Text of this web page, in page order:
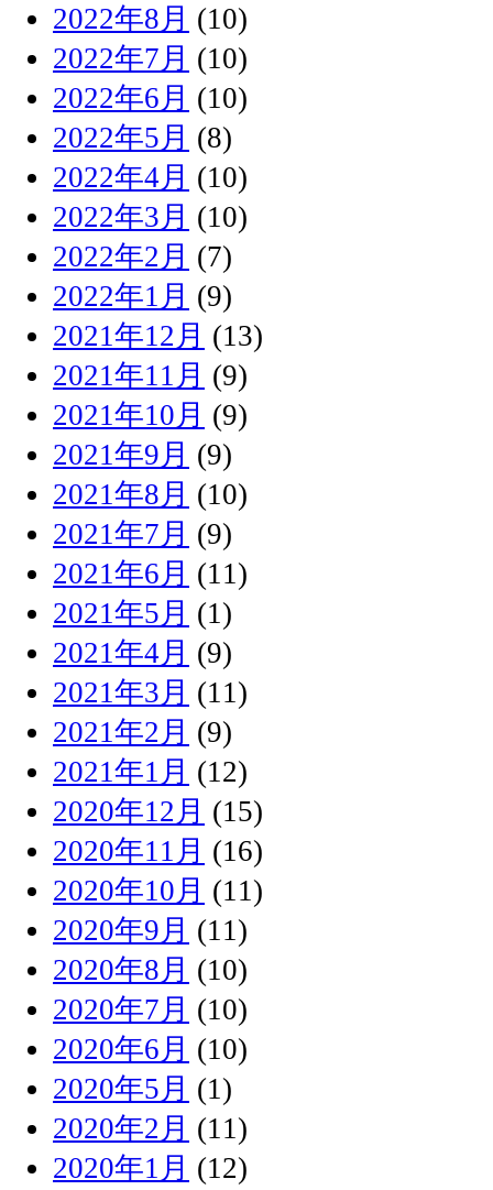
2022年8月 (10)
2022年7月 (10)
2022年6月 (10)
2022年5月 (8)
2022年4月 (10)
2022年3月 (10)
2022年2月 (7)
2022年1月 (9)
2021年12月 (13)
2021年11月 (9)
2021年10月 (9)
2021年9月 (9)
2021年8月 (10)
2021年7月 (9)
2021年6月 (11)
2021年5月 (1)
2021年4月 (9)
2021年3月 (11)
2021年2月 (9)
2021年1月 (12)
2020年12月 (15)
2020年11月 (16)
2020年10月 (11)
2020年9月 (11)
2020年8月 (10)
2020年7月 (10)
2020年6月 (10)
2020年5月 (1)
2020年2月 (11)
2020年1月 (12)